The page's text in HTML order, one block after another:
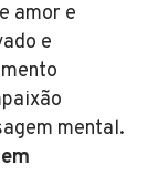
amor e
e
mental.